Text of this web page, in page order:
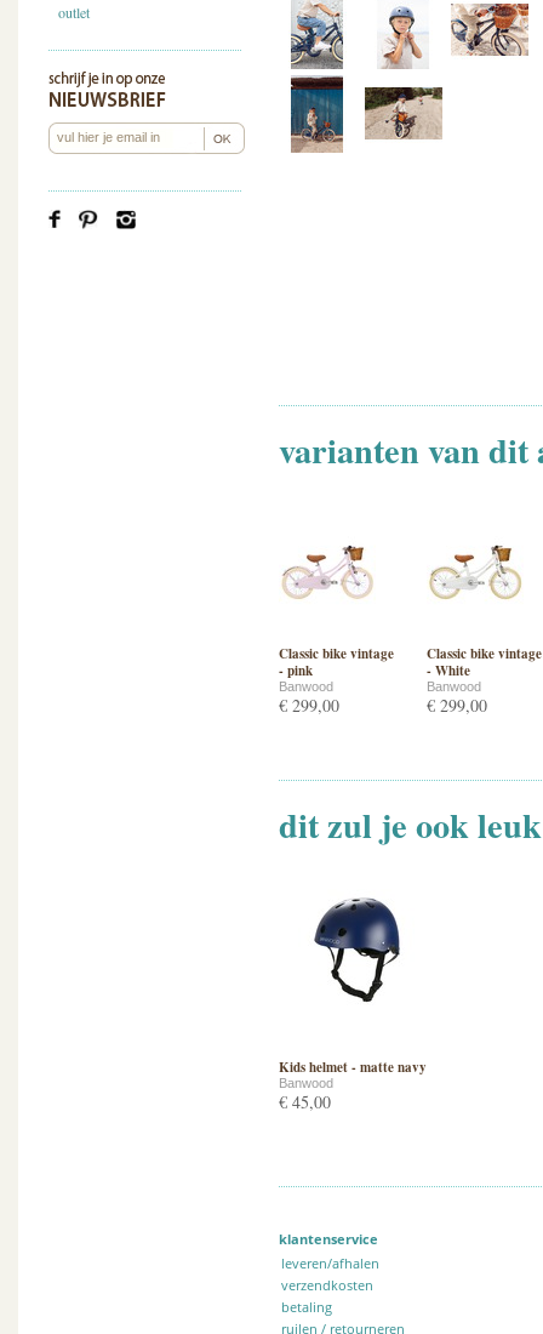
outlet
varianten van
Classic bike vintage
- pink
Banwood
€ 299,00
Classic bike vintage
- White
Banwood
€ 299,00
dit zul je ook
Kids helmet - matte navy
Banwood
€ 45,00
klantenservice
leveren/afhalen
verzendkosten
betaling
ruilen / retourneren